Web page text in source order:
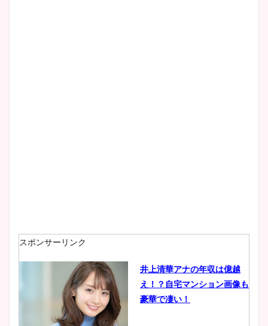
スポンサーリンク
井上清華アナの年収は億越
え！？自宅マンション画像も
豪華で凄い！